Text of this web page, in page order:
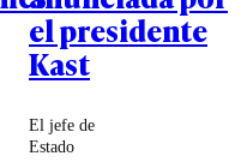
el presidente
Kast
El jefe de
Estado